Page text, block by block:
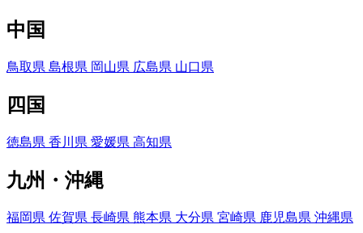
中国
鳥取県 島根県 岡山県 広島県 山口県
四国
徳島県 香川県 愛媛県 高知県
九州・沖縄
福岡県 佐賀県 長崎県 熊本県 大分県 宮崎県 鹿児島県 沖縄県